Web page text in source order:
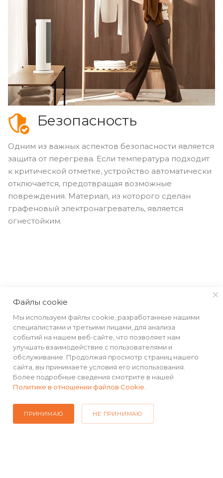
Безопасность
Одним из важных аспектов безопасности является
защита от перегрева. Если температура подходит
к критической отметке, устройство автоматически
отключается, предотвращая возможные
повреждения. Материал, из которого сделан
графеновый электронагреватель, является
огнестойким.
КАТАЛОГ
РЕКВИЗИТЫ
ПОМОЩЬ
Файлы cookie
Мы используем файлы cookie, разработанные нашими
специалистами и третьими лицами, для анализа
событий на нашем веб-сайте, что позволяет нам
улучшать взаимодействие с пользователями и
обслуживание. Продолжая просмотр страниц нашего
сайта, вы принимаете условия его использования.
Более подробные сведения смотрите в нашей
Политике в отношении файлов Cookie
ПРИНИМАЮ НЕ ПРИНИМАЮ